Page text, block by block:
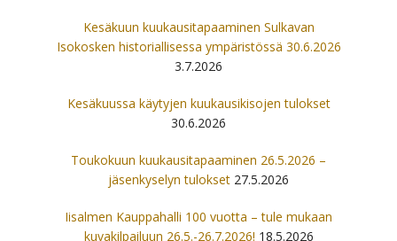
Kesäkuun kuukausitapaaminen Sulkavan
Isokosken historiallisessa ympäristössä 30.6.2026
3.7.2026
Kesäkuussa käytyjen kuukausikisojen tulokset
30.6.2026
Toukokuun kuukausitapaaminen 26.5.2026 –
jäsenkyselyn tulokset 27.5.2026
Iisalmen Kauppahalli 100 vuotta – tule mukaan
kuvakilpailuun 26.5.-26.7.2026! 18.5.2026